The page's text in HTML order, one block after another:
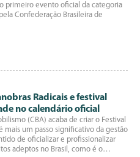
primeiro evento oficial da categoria
Confederação Brasileira de
Radicais e festival
no calendário oficial
(CBA) acaba de criar o Festival
mais um passo significativo da gestão
de oficializar e profissionalizar
adeptos no Brasil, como é o…